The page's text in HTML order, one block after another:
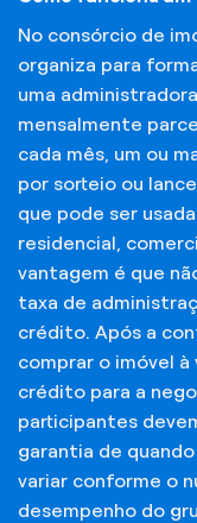
No consórcio de
organiza para
uma
mensalmente
cada mês, um ou
por sorteio ou
que pode ser
residencial,
vantagem é que
taxa de
crédito. Após a
comprar o imóvel
crédito para a
participantes
garantia de
variar conforme o
desempenho do